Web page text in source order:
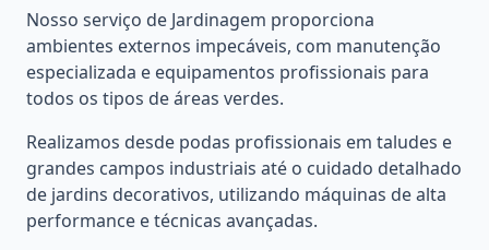
Nosso serviço de Jardinagem proporciona
ambientes externos impecáveis, com manutenção
especializada e equipamentos profissionais para
todos os tipos de áreas verdes.
Realizamos desde podas profissionais em taludes e
grandes campos industriais até o cuidado detalhado
de jardins decorativos, utilizando máquinas de alta
performance e técnicas avançadas.